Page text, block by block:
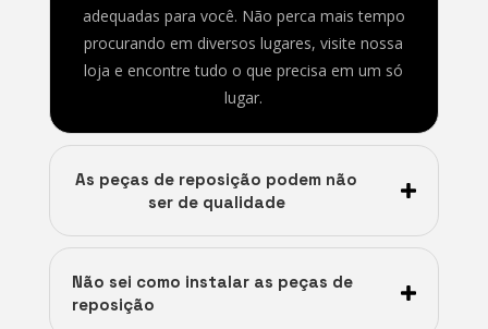
adequadas para você. Não perca mais tempo
procurando em diversos lugares, visite nossa
loja e encontre tudo o que precisa em um só
lugar.
As peças de reposição podem não
ser de qualidade
Não sei como instalar as peças de
reposição